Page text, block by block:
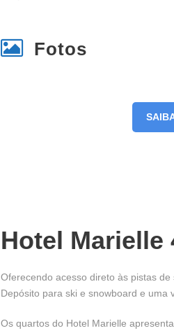
Fotos
Hotel Marielle
Oferecendo acesso direto às pistas de
Depósito para ski e snowboard e uma
Os quartos do Hotel Marielle